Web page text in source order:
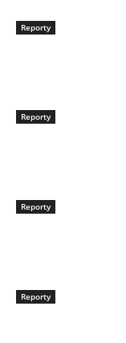
Reporty
Reporty
Reporty
Reporty